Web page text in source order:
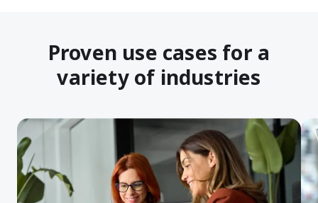
Proven use cases for a
variety of industries